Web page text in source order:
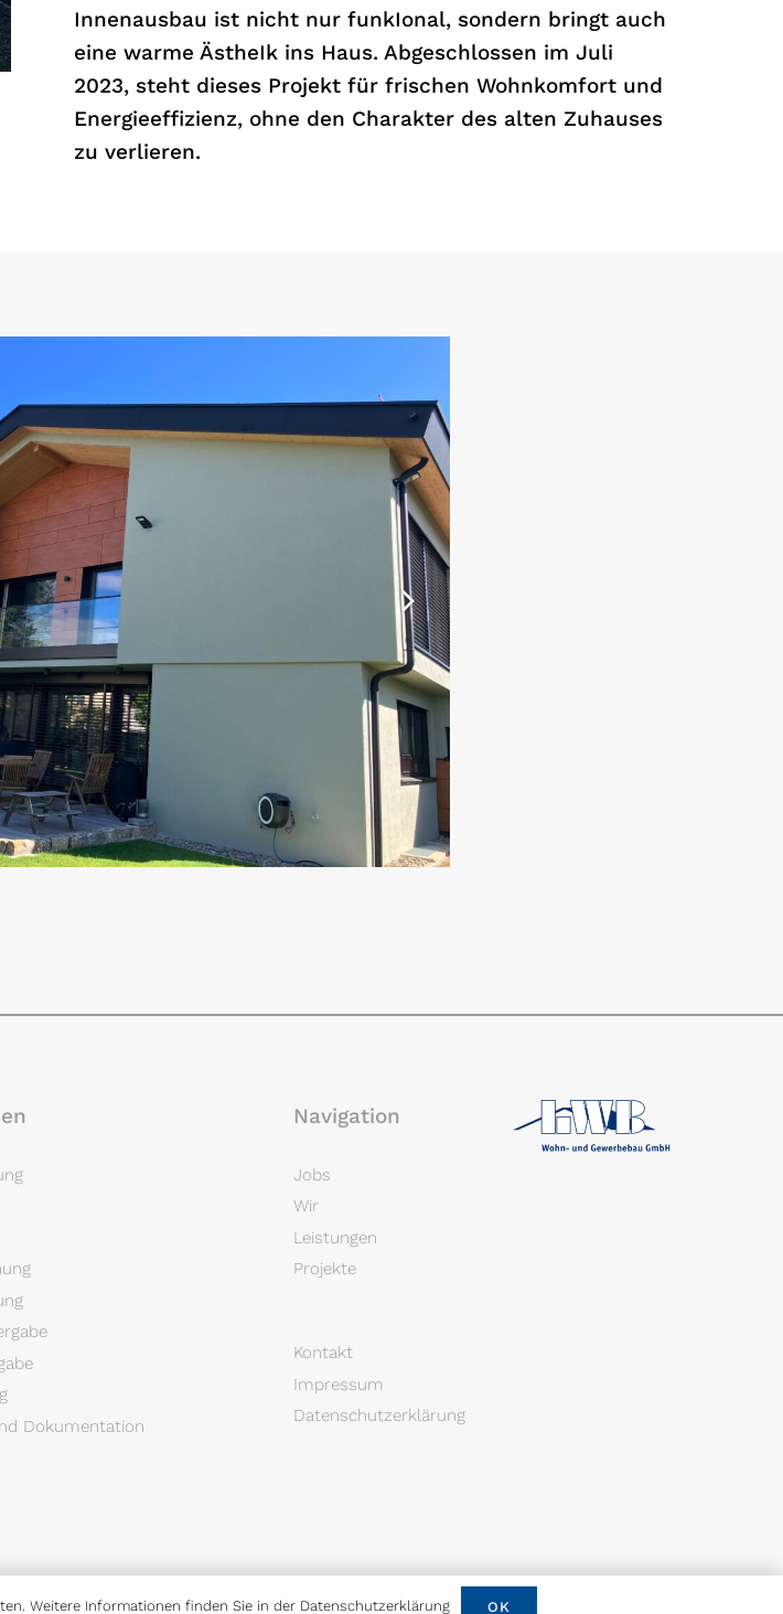
Innenausbau ist nicht nur funkIonal, sondern bringt auch
eine warme ÄstheIk ins Haus. Abgeschlossen im Juli
2023, steht dieses Projekt für frischen Wohnkomfort und
Energieeffizienz, ohne den Charakter des alten Zuhauses
zu verlieren.
Dokumentation
Navigation
Jobs
Wir
Leistungen
Projekte
Kontakt
Impressum
Datenschutzerklärung
Weitere Informationen finden Sie in der Datenschutzerklärung OK